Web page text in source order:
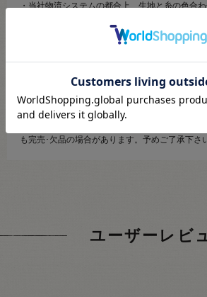
・当社物流システムの都合上、生地と糸の色合
・画像のお色はディスプレイや視覚環境等によ
・必ず商品名の色番号と番手（糸の太さ）をご
・お手持ちの生地に合う色をお探しの場合は、色
だく事をおすすめ致します。
も完売･欠品の場合があります。予めご了承下さ
ユーザーレビ